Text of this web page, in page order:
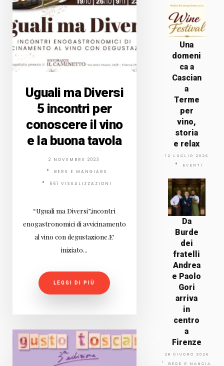
Uguali ma Diversi
5 incontri per
conoscere il vino
e la buona tavola
2 NOVEMBRE 2023
BERE E MANGIARE
661 VISUALIZZAZIONI
“Uguali ma Diversi”,incontri
enogastronomici di avvicinamento
al vino con degustazione.E'
iniziato...
LEGGI DI PIÙ
Una
domeni
ca a
Cascian
a
Terme
per
vino,
storia
e relax
12 LUGLIO 2026
EVENTI
Da
Burde
dei
fratelli
Andrea
e Paolo
Gori
arriva
in
centro
a
Firenze
28 GIUGNO 2026
BERE E MANGIARE
Via